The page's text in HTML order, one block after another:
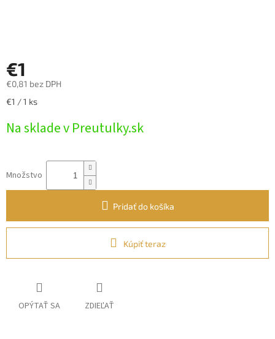
€1
€0,81 bez DPH
Jednotková
€1 / 1 ks
Na sklade v Preutulky.sk
Množstvo
Pridať do košíka
Kúpiť teraz
OPÝTAŤ SA ZDIEĽAŤ